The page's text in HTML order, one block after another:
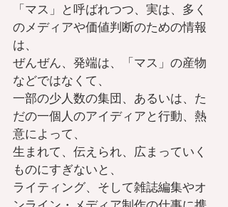
「マス」と呼ばれつつ、実は、多く
のメディアや価値判断のための情報
は、
ぜんぜん、発端は、「マス」の産物
などではなくて、
一部の少人数の集団、あるいは、た
だの一個人のアイディアと行動、熱
意によって、
生まれて、伝えられ、広まっていく
ものにすぎないと、
ライティング、そして雑誌編集やオ